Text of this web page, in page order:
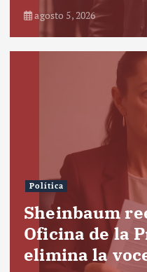
agosto 5, 2026
Política
Sheinbaum
Oficina de la
elimina la